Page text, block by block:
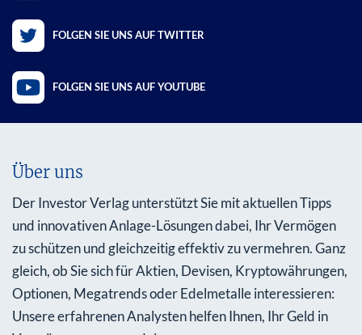
FOLGEN SIE UNS AUF TWITTER
FOLGEN SIE UNS AUF YOUTUBE
Über uns
Der Investor Verlag unterstützt Sie mit aktuellen Tipps
und innovativen Anlage-Lösungen dabei, Ihr Vermögen
zu schützen und gleichzeitig effektiv zu vermehren. Ganz
gleich, ob Sie sich für Aktien, Devisen, Kryptowährungen,
Optionen, Megatrends oder Edelmetalle interessieren:
Unsere erfahrenen Analysten helfen Ihnen, Ihr Geld in